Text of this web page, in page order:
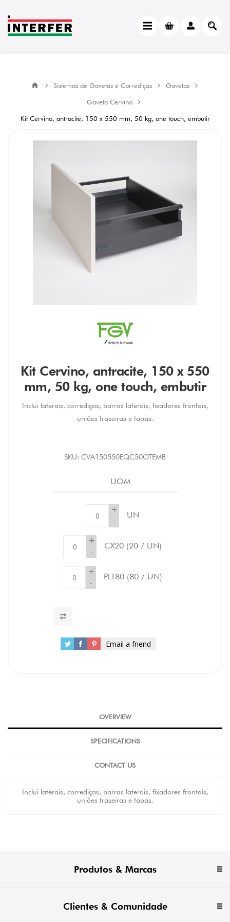
Sistemas de Gavetas e Corrediças
Gavetas
Gaveta Cervino
Kit Cervino, antracite, 150 x 550 mm, 50 kg, one touch, embutir
Kit Cervino, antracite, 150 x 550
mm, 50 kg, one touch, embutir
Inclui laterais, corrediças, barras laterais, fixadores frontais,
uniões traseiras e tapas.
SKU: CVA150550EQC50OTEMB
UOM
+
-
UN
+
-
CX20 (20 / UN)
+
-
PLT80 (80 / UN)
Email a friend
OVERVIEW
SPECIFICATIONS
CONTACT US
Inclui laterais, corrediças, barras laterais, fixadores frontais,
uniões traseiras e tapas.
Produtos & Marcas
Clientes & Comunidade